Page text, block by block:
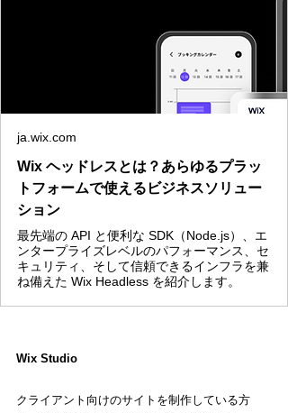
ja.wix.com
Wix ヘッドレスとは？あらゆるプラッ
トフォームで使えるビジネスソリュー
ション
最先端の API と便利な SDK（Node.js）、エ
ンタープライズレベルのパフォーマンス、セ
キュリティ、そして信頼できるインフラを兼
ね備えた Wix Headless を紹介します。
Wix Studio
クライアント向けのサイトを制作している方